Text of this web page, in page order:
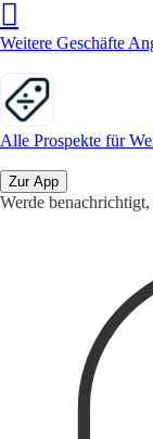
Weitere Geschäfte
Alle Prospekte für
Zur App
Werde